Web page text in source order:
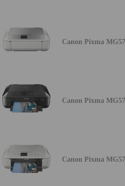
Canon Pixma
Canon Pixma
Canon Pixma